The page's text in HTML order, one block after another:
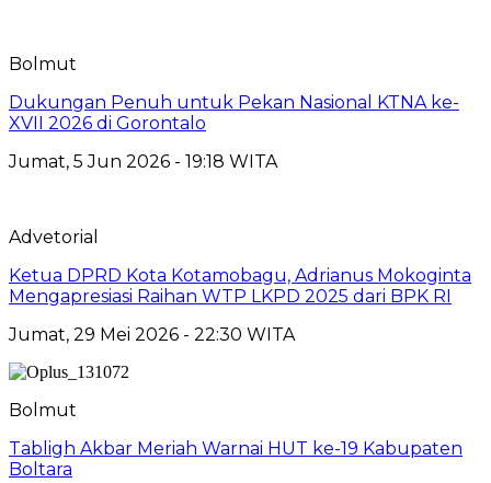
Bolmut
Dukungan Penuh untuk Pekan Nasional KTNA ke-
XVII 2026 di Gorontalo
Jumat, 5 Jun 2026 - 19:18 WITA
Advetorial
Ketua DPRD Kota Kotamobagu, Adrianus Mokoginta
Mengapresiasi Raihan WTP LKPD 2025 dari BPK RI
Jumat, 29 Mei 2026 - 22:30 WITA
Bolmut
Tabligh Akbar Meriah Warnai HUT ke-19 Kabupaten
Boltara